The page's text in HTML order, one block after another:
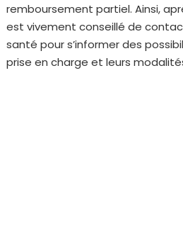
remboursement partiel. Ainsi,
est vivement conseillé de
santé pour s’informer des
prise en charge et leurs